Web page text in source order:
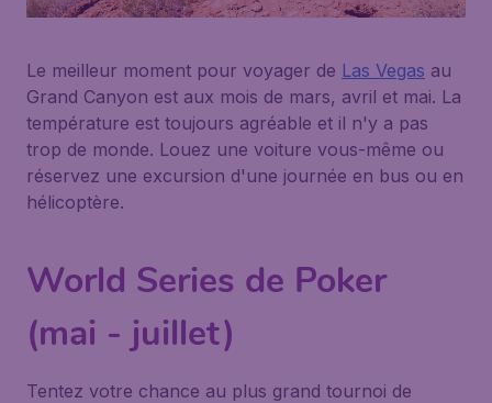
Le meilleur moment pour voyager de Las Vegas au
Grand Canyon est aux mois de mars, avril et mai. La
température est toujours agréable et il n'y a pas
trop de monde. Louez une voiture vous-même ou
réservez une excursion d'une journée en bus ou en
hélicoptère.
World Series de Poker
(mai - juillet)
Tentez votre chance au plus grand tournoi de